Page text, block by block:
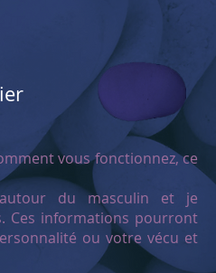
vous fonctionnez, ce
du masculin et je
Ces informations pourront
ou votre vécu et